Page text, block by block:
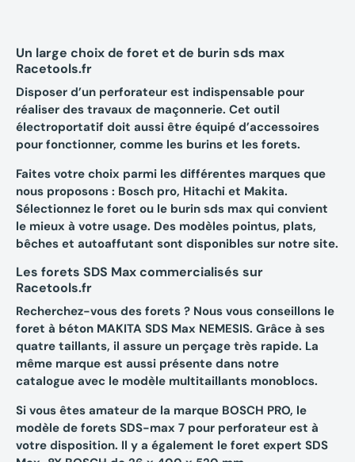
Un large choix de foret et de burin sds max
Racetools.fr
Disposer d’un perforateur est indispensable pour
réaliser des travaux de maçonnerie. Cet outil
électroportatif doit aussi être équipé d’accessoires
pour fonctionner, comme les burins et les forets.
Faites votre choix parmi les différentes marques que
nous proposons : Bosch pro, Hitachi et Makita.
Sélectionnez le foret ou le burin sds max qui convient
le mieux à votre usage. Des modèles pointus, plats,
bêches et autoaffutant sont disponibles sur notre site.
Les forets SDS Max commercialisés sur
Racetools.fr
Recherchez-vous des forets ? Nous vous conseillons le
foret à béton MAKITA SDS Max NEMESIS. Grâce à ses
quatre taillants, il assure un perçage très rapide. La
même marque est aussi présente dans notre
catalogue avec le modèle multitaillants monoblocs.
Si vous êtes amateur de la marque BOSCH PRO, le
modèle de forets SDS-max 7 pour perforateur est à
votre disposition. Il y a également le foret expert SDS